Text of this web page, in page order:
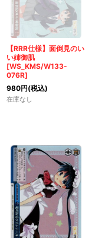
【RRR仕様】面倒見のい
い姉御肌
[WS_KMS/W133-
076R]
980円(税込)
在庫なし